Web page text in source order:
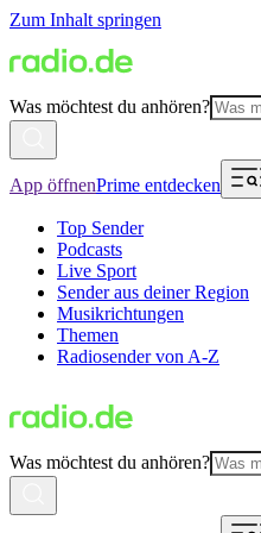
Zum Inhalt springen
Was möchtest du anhören?
App öffnenPrime entdecken
Top Sender
Podcasts
Live Sport
Sender aus deiner Region
Musikrichtungen
Themen
Radiosender von A-Z
Was möchtest du anhören?